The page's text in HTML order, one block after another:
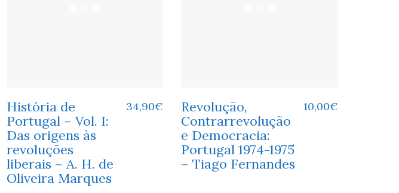
História de
Portugal – Vol. I:
Das origens às
revoluções
liberais – A. H. de
Oliveira Marques
34,90€
Revolução,
Contrarrevolução
e Democracia:
Portugal 1974-1975
– Tiago Fernandes
10,00€